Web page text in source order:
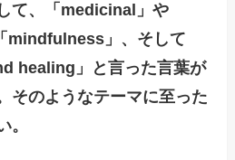
て、「medicinal」や
mindfulness」、そして
healing」と言った言葉が
そのようなテーマに至った
。